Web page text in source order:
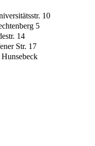
10
5
14
Str. 17